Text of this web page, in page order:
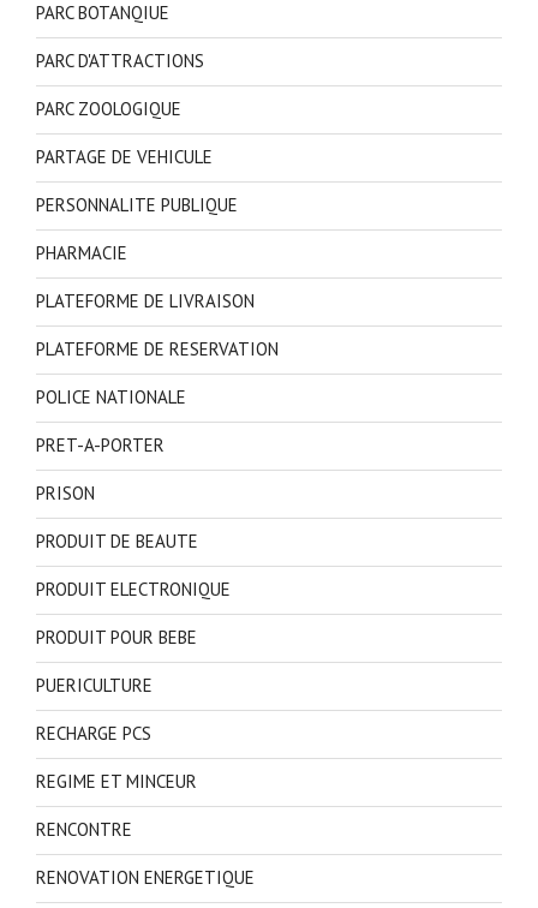
PARC BOTANQIUE
PARC D'ATTRACTIONS
PARC ZOOLOGIQUE
PARTAGE DE VEHICULE
PERSONNALITE PUBLIQUE
PHARMACIE
PLATEFORME DE LIVRAISON
PLATEFORME DE RESERVATION
POLICE NATIONALE
PRET-A-PORTER
PRISON
PRODUIT DE BEAUTE
PRODUIT ELECTRONIQUE
PRODUIT POUR BEBE
PUERICULTURE
RECHARGE PCS
REGIME ET MINCEUR
RENCONTRE
RENOVATION ENERGETIQUE